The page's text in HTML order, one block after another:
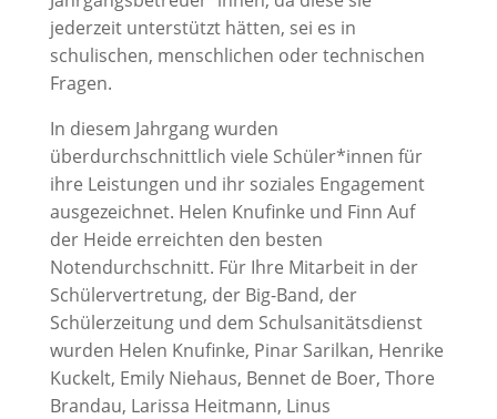
jederzeit unterstützt hätten, sei es in
schulischen, menschlichen oder technischen
Fragen.
In diesem Jahrgang wurden
überdurchschnittlich viele Schüler*innen für
ihre Leistungen und ihr soziales Engagement
ausgezeichnet. Helen Knufinke und Finn Auf
der Heide erreichten den besten
Notendurchschnitt. Für Ihre Mitarbeit in der
Schülervertretung, der Big-Band, der
Schülerzeitung und dem Schulsanitätsdienst
wurden Helen Knufinke, Pinar Sarilkan, Henrike
Kuckelt, Emily Niehaus, Bennet de Boer, Thore
Brandau, Larissa Heitmann, Linus